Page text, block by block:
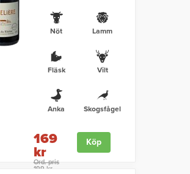
Nöt Lamm
Fläsk Vilt
Anka Skogsfågel
169
kr
Ord. pris
199 kr
Köp